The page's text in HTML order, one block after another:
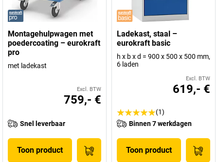
Montagehulpwagen met
poedercoating – eurokraft
pro
met ladekast
Excl. BTW
759,- €
Snel leverbaar
Toon product
Ladekast, staal –
eurokraft basic
h x b x d = 900 x 500 x 500 mm,
6 laden
Excl. BTW
619,- €
(1)
Binnen 7 werkdagen
Toon product